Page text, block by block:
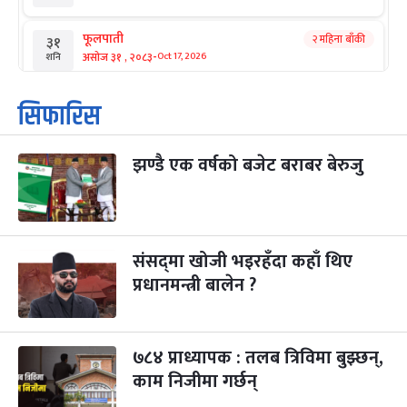
३१
शनि
फूलपाती
असोज ३१ , २०८३-Oct 17, 2026
२ महिना बाँकी
१
आइत
कार्तिक सङ्क्रान्ति
कार्तिक १, २०८३
३
मंगल
महानवमी
कार्तिक ३, २०८३
२ महिना बाँकी
४
कार्तिक ४, २०८३ Oct 21, 2026
५
बिहि
पापा‌ङ्कुशा एकादशी व्रत
कार्तिक ५, २०८३
२२
आइत
कुकुर तिहार
कार्तिक २२, २०८३-Nov 8, 2026
३ महिना बाँकी
सिफारिस
झण्डै एक वर्षको बजेट बराबर बेरुजु
संसद्‌मा खोजी भइरहँदा कहाँ थिए
प्रधानमन्त्री बालेन ?
७८४ प्राध्यापक : तलब त्रिविमा बुझ्छन्,
काम निजीमा गर्छन्